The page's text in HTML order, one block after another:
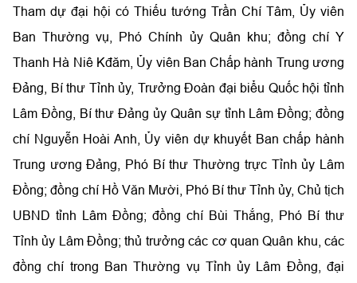
Tham dự đại hội có Thiếu tướng Trần Chí Tâm, Ủy viên
Ban Thường vụ, Phó Chính ủy Quân khu; đồng chí Y
Thanh Hà Niê Kđăm, Ủy viên Ban Chấp hành Trung ương
Đảng, Bí thư Tỉnh ủy, Trưởng Đoàn đại biểu Quốc hội tỉnh
Lâm Đồng, Bí thư Đảng ủy Quân sự tỉnh Lâm Đồng; đồng
chí Nguyễn Hoài Anh, Ủy viên dự khuyết Ban chấp hành
Trung ương Đảng, Phó Bí thư Thường trực Tỉnh ủy Lâm
Đồng; đồng chí Hồ Văn Mười, Phó Bí thư Tỉnh ủy, Chủ tịch
UBND tỉnh Lâm Đồng; đồng chí Bùi Thắng, Phó Bí thư
Tỉnh ủy Lâm Đồng; thủ trưởng các cơ quan Quân khu, các
đồng chí trong Ban Thường vụ Tỉnh ủy Lâm Đồng, đại